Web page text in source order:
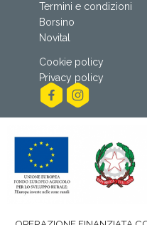
Termini e condizioni
Borsino
Novital
Cookie policy
Privacy policy